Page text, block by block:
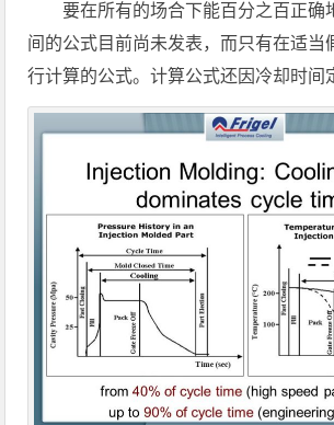
要在所有的场合下能百分之百正确
间的公式目前尚未发表，而只有在适当
行计算的公式。计算公式还因冷却时间